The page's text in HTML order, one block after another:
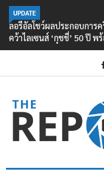
UPDATE
ลอรีอัลโชว์ผลประกอบการ
คว้าไลเซนส์ ‘กุชชี่’ 50 ปี